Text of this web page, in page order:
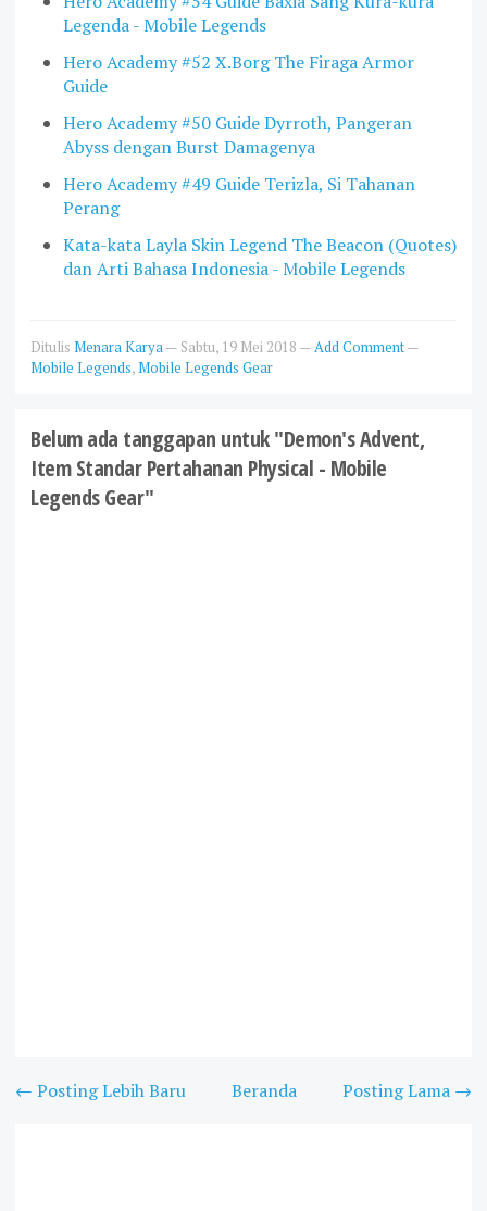
Legenda - Mobile Legends
Hero Academy #52 X.Borg The Firaga Armor
Guide
Hero Academy #50 Guide Dyrroth, Pangeran
Abyss dengan Burst Damagenya
Hero Academy #49 Guide Terizla, Si Tahanan
Perang
Kata-kata Layla Skin Legend The Beacon (Quotes)
dan Arti Bahasa Indonesia - Mobile Legends
Ditulis Menara Karya— Sabtu, 19 Mei 2018 —Add Comment—
Mobile Legends,Mobile Legends Gear
Belum ada tanggapan untuk "Demon's Advent,
Item Standar Pertahanan Physical - Mobile
Legends Gear"
← Posting Lebih Baru Posting Lama →
Beranda